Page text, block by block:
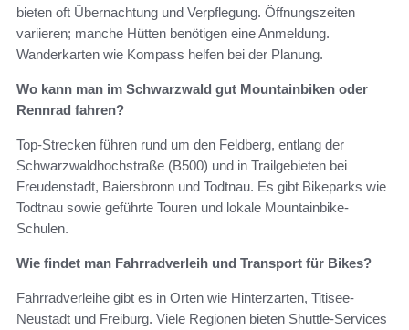
bieten oft Übernachtung und Verpflegung. Öffnungszeiten
variieren; manche Hütten benötigen eine Anmeldung.
Wanderkarten wie Kompass helfen bei der Planung.
Wo kann man im Schwarzwald gut Mountainbiken oder
Rennrad fahren?
Top-Strecken führen rund um den Feldberg, entlang der
Schwarzwaldhochstraße (B500) und in Trailgebieten bei
Freudenstadt, Baiersbronn und Todtnau. Es gibt Bikeparks wie
Todtnau sowie geführte Touren und lokale Mountainbike-
Schulen.
Wie findet man Fahrradverleih und Transport für Bikes?
Fahrradverleihe gibt es in Orten wie Hinterzarten, Titisee-
Neustadt und Freiburg. Viele Regionen bieten Shuttle-Services